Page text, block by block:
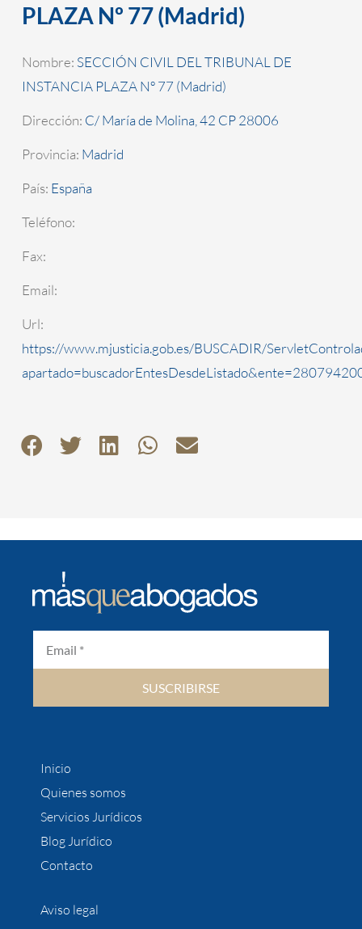
PLAZA Nº 77 (Madrid)
Nombre: SECCIÓN CIVIL DEL TRIBUNAL DE
INSTANCIA PLAZA Nº 77 (Madrid)
Dirección: C/ María de Molina, 42 CP 28006
Provincia: Madrid
País: España
Teléfono:
Fax:
Email:
Url:
https://www.mjusticia.gob.es/BUSCADIR/
SUSCRIBIRSE
Inicio
Quienes somos
Servicios Jurídicos
Blog Jurídico
Contacto
Aviso legal